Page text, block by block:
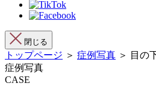
閉じる
トップページ ＞ 症例写真 ＞ 目の
症例写真
CASE